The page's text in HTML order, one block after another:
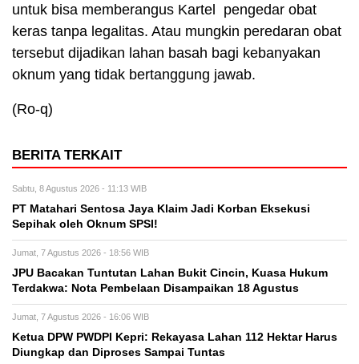
untuk bisa memberangus Kartel pengedar obat
keras tanpa legalitas. Atau mungkin peredaran obat
tersebut dijadikan lahan basah bagi kebanyakan
oknum yang tidak bertanggung jawab.
(Ro-q)
BERITA TERKAIT
Sabtu, 8 Agustus 2026 - 11:13 WIB
PT Matahari Sentosa Jaya Klaim Jadi Korban Eksekusi
Sepihak oleh Oknum SPSI!
Jumat, 7 Agustus 2026 - 18:56 WIB
JPU Bacakan Tuntutan Lahan Bukit Cincin, Kuasa Hukum
Terdakwa: Nota Pembelaan Disampaikan 18 Agustus
Jumat, 7 Agustus 2026 - 16:06 WIB
Ketua DPW PWDPI Kepri: Rekayasa Lahan 112 Hektar Harus
Diungkap dan Diproses Sampai Tuntas